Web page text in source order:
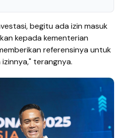
begitu ada izin masuk
kepada kementerian
referensinya untuk
terangnya.